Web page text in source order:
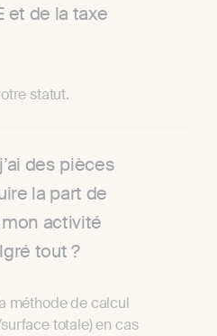
et de la taxe
statut.
des pièces
la part de
activité
tout ?
méthode de calcul
totale) en cas